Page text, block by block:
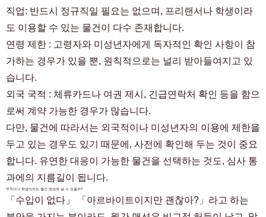
직업: 반드시 정규직일 필요는 없으며, 프리랜서나 학생이라
도 이용할 수 있는 물건이 다수 존재합니다.
연령 제한 : 고령자와 미성년자에게 독자적인 확인 사항이 참
가하는 경우가 있을 뿐, 원칙적으로는 널리 받아들여지고 있
습니다.
외국 국적 : 체류카드나 여권 제시, 긴급연락처 확인 등을 함으
로써 계약 가능한 경우가 많습니다.
다만, 물건에 따라서는 외국적이나 미성년자의 이용에 제한을
두고 있는 경우도 있기 때문에, 사전에 확인해 두는 것이 중요
합니다. 유연한 대응이 가능한 물건을 선택하는 것도, 심사 통
과에의 지름길이 됩니다.
무직이나 학생이라도 월간 맨션에 살 수 있을까?
「수입이 없다」 「아르바이트이지만 괜찮아?」라고 하는